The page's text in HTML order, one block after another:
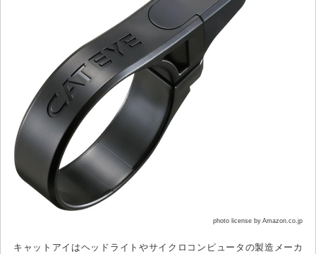
photo license by Amazon.co.jp
キャットアイはヘッドライトやサイクロコンピュータの製造メーカ